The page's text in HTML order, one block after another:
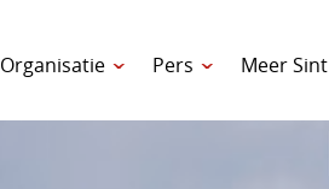
Organisatie Pers Meer Sint